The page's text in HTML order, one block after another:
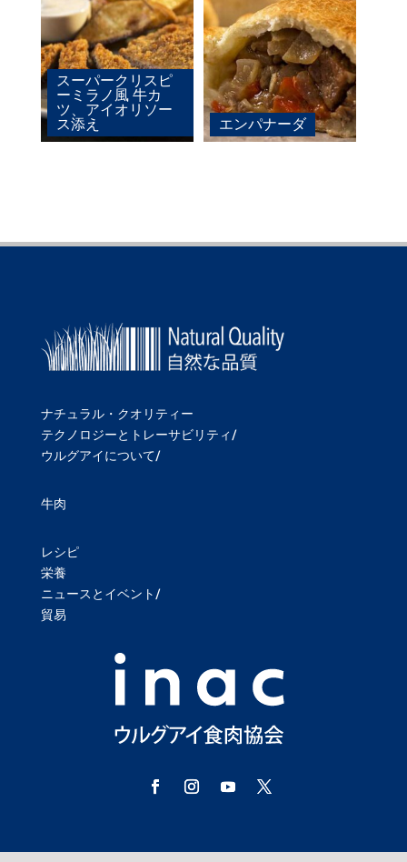
スーパークリスピ
ーミラノ風 牛カ
ツ、アイオリソー
ス添え
エンパナーダ
ナチュラル・クオリティー
テクノロジーとトレーサビリティ/
ウルグアイについて/
牛肉
レシピ
栄養
ニュースとイベント/
貿易